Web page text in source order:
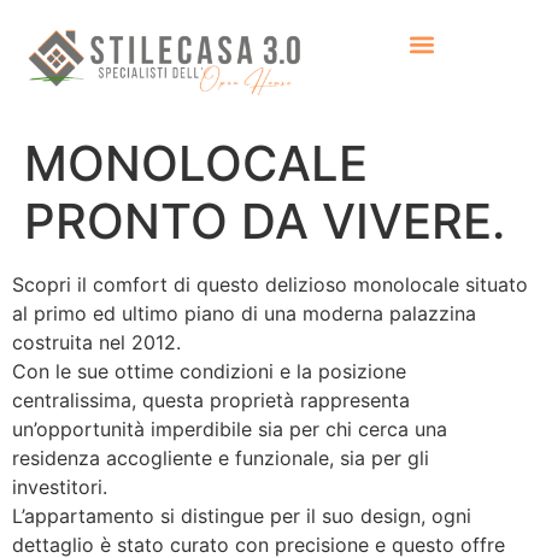
MONOLOCALE
PRONTO DA VIVERE.
Scopri il comfort di questo delizioso monolocale situato
al primo ed ultimo piano di una moderna palazzina
costruita nel 2012.
Con le sue ottime condizioni e la posizione
centralissima, questa proprietà rappresenta
un’opportunità imperdibile sia per chi cerca una
residenza accogliente e funzionale, sia per gli
investitori.
L’appartamento si distingue per il suo design, ogni
dettaglio è stato curato con precisione e questo offre